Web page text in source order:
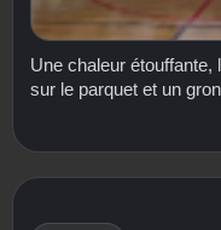
Une chaleur
sur le parquet et un